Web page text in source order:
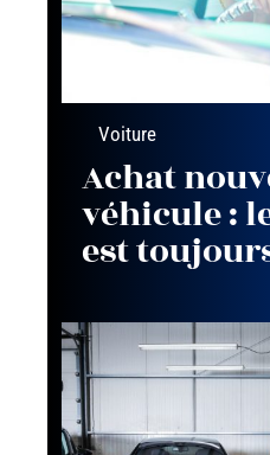
Voiture
Achat
véhicule :
est